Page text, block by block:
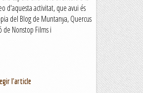
d'aquesta activitat, que avui és
del Blog de Muntanya, Quercus
de Nonstop Films i
l'article